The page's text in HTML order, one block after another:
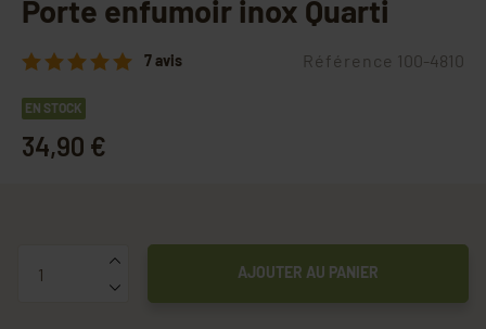
Porte enfumoir inox Quarti
7 avis Référence 100-4810
EN STOCK
34,90 €
AJOUTER AU PANIER